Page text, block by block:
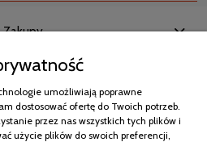
Zakupy
Pomoc
kontoumożliwiają poprawne
dostosować ofertę do Twoich potrzeb.
przez nas wszystkich tych plików i
użycie plików do swoich preferencji,